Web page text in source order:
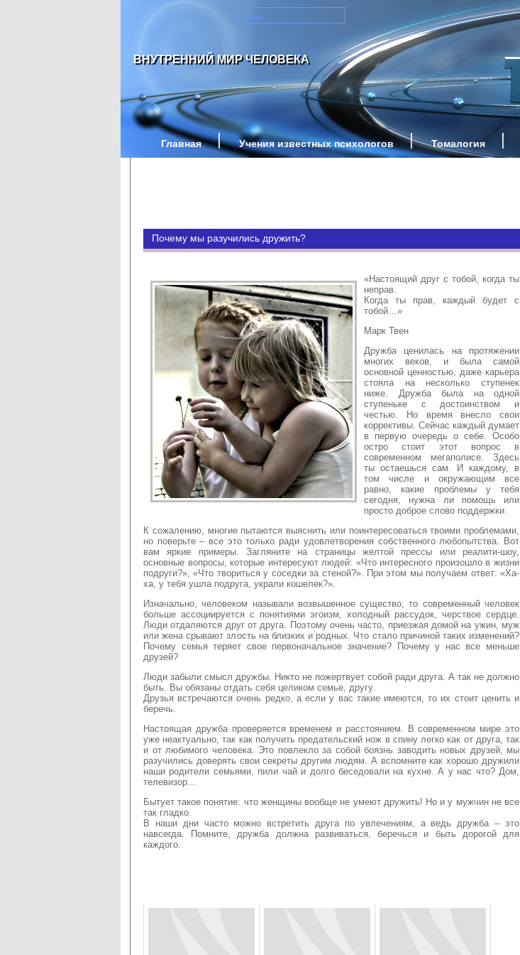
ВНУТРЕННИЙ МИР ЧЕЛОВЕКА
Главная Учения известных психологов Томалогия
Почему мы разучились дружить?
«Настоящий друг с тобой, когда ты
неправ.
Когда ты прав, каждый будет с
тобой…»
Марк Твен
Дружба ценилась на протяжении
многих веков, и была самой
основной ценностью, даже карьера
стояла на несколько ступенек
ниже. Дружба была на одной
ступеньке с достоинством и
честью. Но время внесло свои
коррективы. Сейчас каждый думает
в первую очередь о себе. Особо
остро стоит этот вопрос в
современном мегаполисе. Здесь
ты остаешься сам. И каждому, в
том числе и окружающим все
равно, какие проблемы у тебя
сегодня, нужна ли помощь или
просто доброе слово поддержки.
К сожалению, многие пытаются выяснить или поинтересоваться твоими проблемами,
но поверьте – все это только ради удовлетворения собственного любопытства. Вот
вам яркие примеры. Загляните на страницы желтой прессы или реалити-шоу,
основные вопросы, которые интересуют людей: «Что интересного произошло в жизни
подруги?», «Что твориться у соседки за стеной?». При этом мы получаем ответ: «Ха-
ха, у тебя ушла подруга, украли кошелек?».
Изначально, человеком называли возвышенное существо, то современный человек
больше ассоциируется с понятиями эгоизм, холодный рассудок, черствое сердце.
Люди отдаляются друг от друга. Поэтому очень часто, приезжая домой на ужин, муж
или жена срывают злость на близких и родных. Что стало причиной таких изменений?
Почему семья теряет свое первоначальное значение? Почему у нас все меньше
друзей?
Люди забыли смысл дружбы. Никто не пожертвует собой ради друга. А так не должно
быть. Вы обязаны отдать себя целиком семье, другу.
Друзья встречаются очень редко, а если у вас такие имеются, то их стоит ценить и
беречь.
Настоящая дружба проверяется временем и расстоянием. В современном мире это
уже неактуально, так как получить предательский нож в спину легко как от друга, так
и от любимого человека. Это повлекло за собой боязнь заводить новых друзей, мы
разучились доверять свои секреты другим людям. А вспомните как хорошо дружили
наши родители семьями, пили чай и долго беседовали на кухне. А у нас что? Дом,
телевизор…
Бытует такое понятие: что женщины вообще не умеют дружить! Но и у мужчин не все
так гладко.
В наши дни часто можно встретить друга по увлечениям, а ведь дружба – это
навсегда. Помните, дружба должна развиваться, беречься и быть дорогой для
каждого.